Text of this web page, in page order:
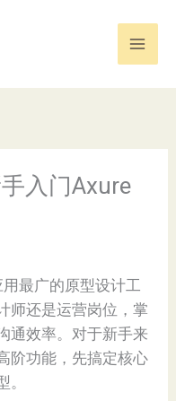
入门Axure
最广的原型设计工
师还是运营岗位，掌
通效率。对于新手来
阶功能，先搞定核心